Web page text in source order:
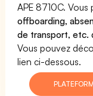
APE 8710C.
offboarding,
de transport, etc.
Vous pouvez
lien ci-dessous.